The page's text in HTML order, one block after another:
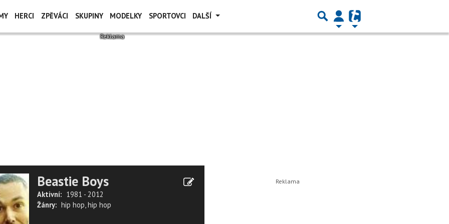
HERCI ZPĚVÁCI SKUPINY MODELKY SPORTOVCI DALŠÍ
Beastie Boys
Aktivní: 1981 - 2012
Žánry: hip hop,hip hop